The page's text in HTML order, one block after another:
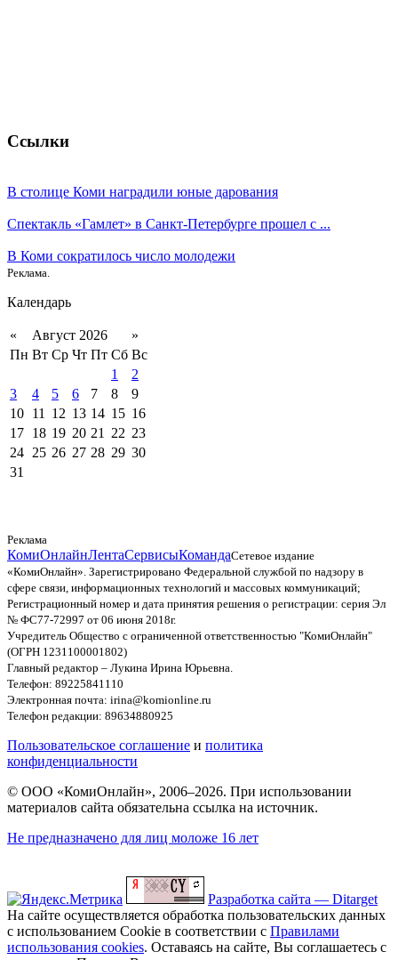
Ссылки
В столице Коми наградили юные дарования
Спектакль «Гамлет» в Санкт-Петербурге прошел с ...
В Коми сократилось число молодежи
Реклама.
Календарь
« Август 2026
»
Пн Вт Ср Чт Пт Сб Вс
1
2
3
4 5 6 7 8
9
10 11 12 13 14 15 16
17 18 19 20 21 22 23
24 25 26 27 28 29 30
31
Реклама
КомиОнлайнЛентаСервисыКомандаСетевое издание
«КомиОнлайн». Зарегистрировано Федеральной службой по надзору в
сфере связи, информационных технологий и массовых коммуникаций;
Регистрационный номер и дата принятия решения о регистрации: серия Эл
№ ФС77-72997 от 06 июня 2018г.
Учредитель Общество с ограниченной ответственностью "КомиОнлайн"
(ОГРН 1231100001802)
Главный редактор – Лукина Ирина Юрьевна.
Телефон: 89225841110
Электронная почта: irina@komionline.ru
Телефон редакции: 89634880925
Пользовательское соглашение и политика
конфиденциальности
© ООО «КомиОнлайн», 2006–2026. При использовании
материалов сайта обязательна ссылка на источник.
Не предназначено для лиц моложе 16 лет
Разработка сайта — Ditarget
На сайте осуществляется обработка пользовательских данных
с использованием Cookie в соответствии с Правилами
использования cookies. Оставаясь на сайте, Вы соглашаетесь с